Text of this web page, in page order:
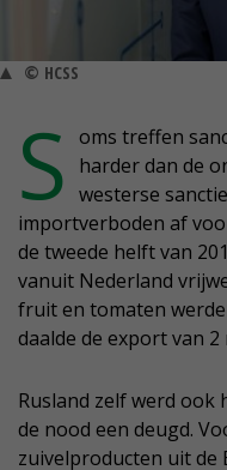
© HCSS
S oms treffen
harder dan de
westerse
importverboden af
de tweede helft van
vanuit Nederland
fruit en tomaten
daalde de export van
Rusland zelf werd ook
de nood een deugd.
zuivelproducten uit de